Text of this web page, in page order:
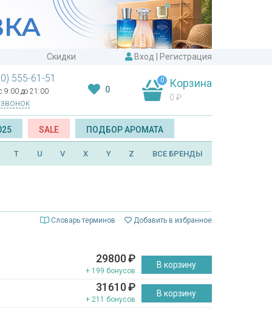
Скидки Вход Регистрация
555-61-51
9:00 до 21:00 0
0 Корзина
0 ₽
SALE ПОДБОР АРОМАТА
T U V X Y Z ВСЕ БРЕНДЫ
Словарь терминов Добавить в избранное
29800₽
+ 199 бонусов
В корзину
31610₽
+ 211 бонусов
В корзину